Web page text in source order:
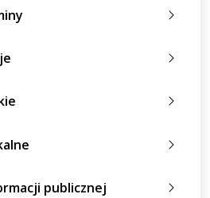
publicznej